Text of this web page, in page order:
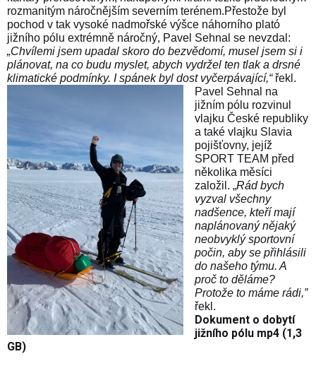
rozmanitým náročnějším severním terénem.Přestože byl
pochod v tak vysoké nadmořské výšce náhorního plató
jižního pólu extrémně náročný, Pavel Sehnal se nevzdal:
„Chvílemi jsem upadal skoro do bezvědomí, musel jsem si i
plánovat, na co budu myslet, abych vydržel ten tlak a drsné
klimatické podmínky. I spánek byl dost vyčerpávající,“řekl.
Pavel Sehnal na
jižním pólu rozvinul
vlajku České republiky
a také vlajku Slavia
pojišťovny, jejíž
SPORT TEAM před
několika měsíci
založil. „Rád bych
vyzval všechny
nadšence, kteří mají
naplánovaný nějaký
neobvyklý sportovní
počin, aby se přihlásili
do našeho týmu. A
proč to děláme?
Protože to máme rádi,”
řekl.
Dokument o dobytí
jižního pólu mp4 (1,3
GB)